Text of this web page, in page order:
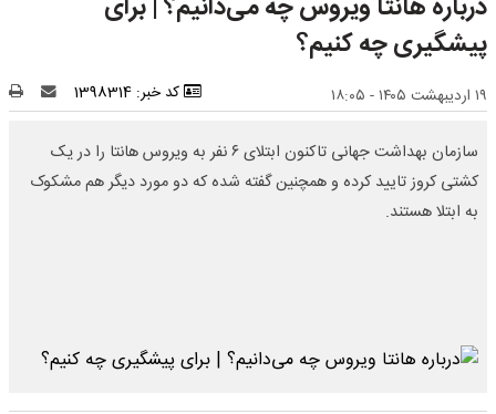
درباره هانتا ویروس چه می‌دانیم؟ | برای
پیشگیری چه کنیم؟
۱۹ اردیبهشت ۱۴۰۵ - ۱۸:۰۵ کد خبر: 1398314
سازمان بهداشت جهانی تاکنون ابتلای ۶ نفر به ویروس هانتا را در یک
کشتی کروز تایید کرده و همچنین گفته شده که دو مورد دیگر هم مشکوک
به ابتلا هستند.